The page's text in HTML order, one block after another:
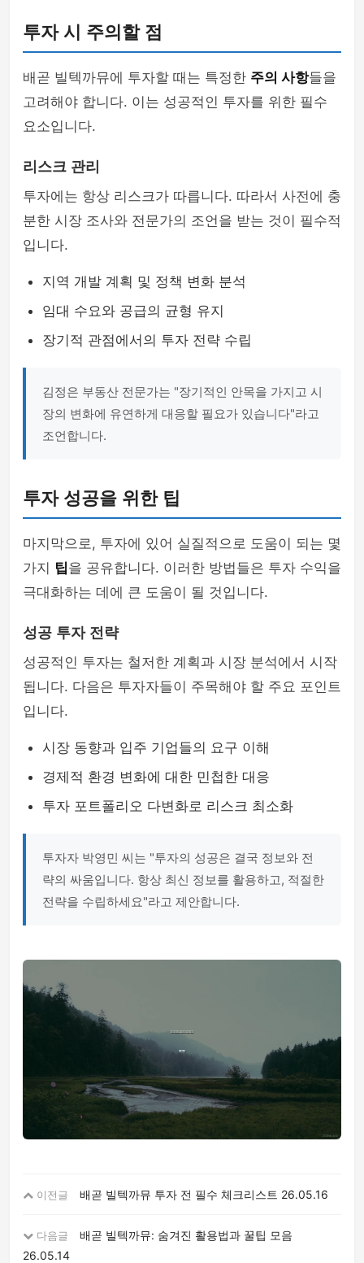
투자 시 주의할 점
배곧 빌텍까뮤에 투자할 때는 특정한 주의 사항들을
고려해야 합니다. 이는 성공적인 투자를 위한 필수
요소입니다.
리스크 관리
투자에는 항상 리스크가 따릅니다. 따라서 사전에 충
분한 시장 조사와 전문가의 조언을 받는 것이 필수적
입니다.
지역 개발 계획 및 정책 변화 분석
임대 수요와 공급의 균형 유지
장기적 관점에서의 투자 전략 수립
김정은 부동산 전문가는 "장기적인 안목을 가지고 시
장의 변화에 유연하게 대응할 필요가 있습니다"라고
조언합니다.
투자 성공을 위한 팁
마지막으로, 투자에 있어 실질적으로 도움이 되는 몇
가지 팁을 공유합니다. 이러한 방법들은 투자 수익을
극대화하는 데에 큰 도움이 될 것입니다.
성공 투자 전략
성공적인 투자는 철저한 계획과 시장 분석에서 시작
됩니다. 다음은 투자자들이 주목해야 할 주요 포인트
입니다.
시장 동향과 입주 기업들의 요구 이해
경제적 환경 변화에 대한 민첩한 대응
투자 포트폴리오 다변화로 리스크 최소화
투자자 박영민 씨는 "투자의 성공은 결국 정보와 전
략의 싸움입니다. 항상 최신 정보를 활용하고, 적절한
전략을 수립하세요"라고 제안합니다.
이전글 배곧 빌텍까뮤 투자 전 필수 체크리스트 26.05.16
다음글
배곧 빌텍까뮤: 숨겨진 활용법과 꿀팁 모음
26.05.14